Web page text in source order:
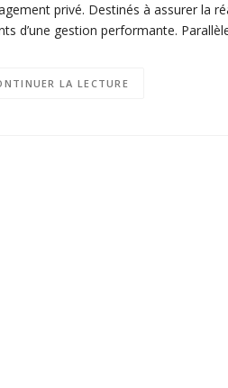
privé. Destinés à assurer la
d’une gestion performante.
LA LECTURE